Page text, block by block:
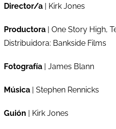
Director/a | Kirk Jones
Productora | One Story High,
Distribuidora: Bankside Films
Fotografía | James Blann
Música | Stephen Rennicks
Guión | Kirk Jones